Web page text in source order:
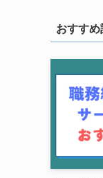
おすす